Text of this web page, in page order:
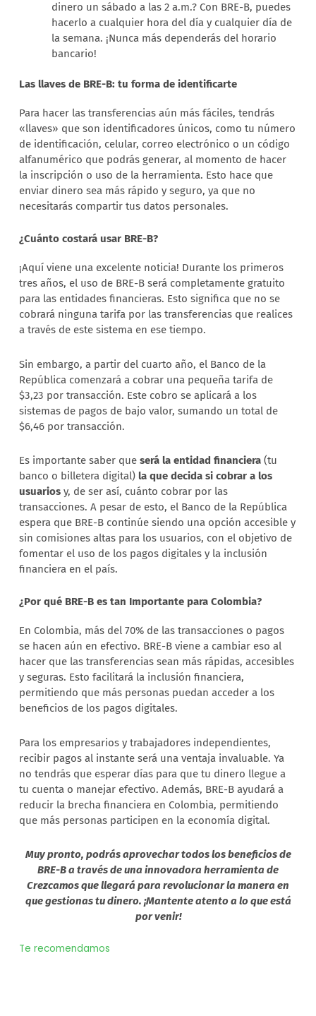
dinero un sábado a las 2 a.m.? Con BRE-B, puedes
hacerlo a cualquier hora del día y cualquier día de
la semana. ¡Nunca más dependerás del horario
bancario!
Las llaves de BRE-B: tu forma de identificarte
Para hacer las transferencias aún más fáciles, tendrás
«llaves» que son identificadores únicos, como tu número
de identificación, celular, correo electrónico o un código
alfanumérico que podrás generar, al momento de hacer
la inscripción o uso de la herramienta. Esto hace que
enviar dinero sea más rápido y seguro, ya que no
necesitarás compartir tus datos personales.
¿Cuánto costará usar BRE-B?
¡Aquí viene una excelente noticia! Durante los primeros
tres años, el uso de BRE-B será completamente gratuito
para las entidades financieras. Esto significa que no se
cobrará ninguna tarifa por las transferencias que realices
a través de este sistema en ese tiempo.
Sin embargo, a partir del cuarto año, el Banco de la
República comenzará a cobrar una pequeña tarifa de
$3,23 por transacción. Este cobro se aplicará a los
sistemas de pagos de bajo valor, sumando un total de
$6,46 por transacción.
Es importante saber queserá la entidad financiera (tu
banco o billetera digital)la que decida si cobrar a los
usuarios y, de ser así, cuánto cobrar por las
transacciones. A pesar de esto, el Banco de la República
espera que BRE-B continúe siendo una opción accesible y
sin comisiones altas para los usuarios, con el objetivo de
fomentar el uso de los pagos digitales y la inclusión
financiera en el país.
¿Por qué BRE-B es tan Importante para Colombia?
En Colombia, más del 70% de las transacciones o pagos
se hacen aún en efectivo. BRE-B viene a cambiar eso al
hacer que las transferencias sean más rápidas, accesibles
y seguras. Esto facilitará la inclusión financiera,
permitiendo que más personas puedan acceder a los
beneficios de los pagos digitales.
Para los empresarios y trabajadores independientes,
recibir pagos al instante será una ventaja invaluable. Ya
no tendrás que esperar días para que tu dinero llegue a
tu cuenta o manejar efectivo. Además, BRE-B ayudará a
reducir la brecha financiera en Colombia, permitiendo
que más personas participen en la economía digital.
Muy pronto, podrás aprovechar todos los beneficios de
BRE-B a través de una innovadora herramienta de
Crezcamos que llegará para revolucionar la manera en
que gestionas tu dinero. ¡Mantente atento a lo que está
por venir!
Te recomendamos